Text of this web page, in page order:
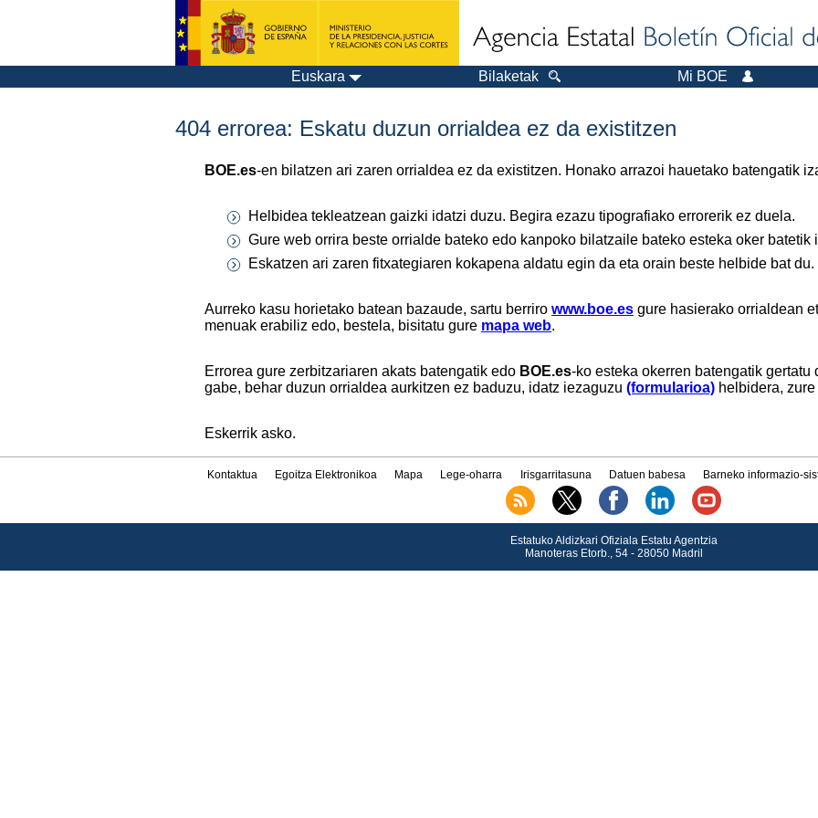
Euskara Bilaketak Mi BOE
404 errorea: Eskatu duzun orrialdea ez da existitzen
BOE.es-en bilatzen ari zaren orrialdea ez da existitzen. Honako arrazoi hauetako batengatik
Helbidea tekleatzean gaizki idatzi duzu. Begira ezazu tipografiako errorerik ez duela.
Gure web orrira beste orrialde bateko edo kanpoko bilatzaile bateko esteka oker batetik
Eskatzen ari zaren fitxategiaren kokapena aldatu egin da eta orain beste helbide bat du.
Aurreko kasu horietako batean bazaude, sartu berriro www.boe.es gure hasierako orrialdean
menuak erabiliz edo, bestela, bisitatu gure mapa web.
Errorea gure zerbitzariaren akats batengatik edo BOE.es-ko esteka okerren batengatik
gabe, behar duzun orrialdea aurkitzen ez baduzu, idatz iezaguzu (formularioa) helbidera,
Eskerrik asko.
Kontaktua Egoitza Elektronikoa Mapa Lege-oharra Irisgarritasuna Datuen babesa Barneko informazio-
Estatuko Aldizkari Ofiziala Estatu Agentzia
Manoteras Etorb., 54 - 28050 Madril